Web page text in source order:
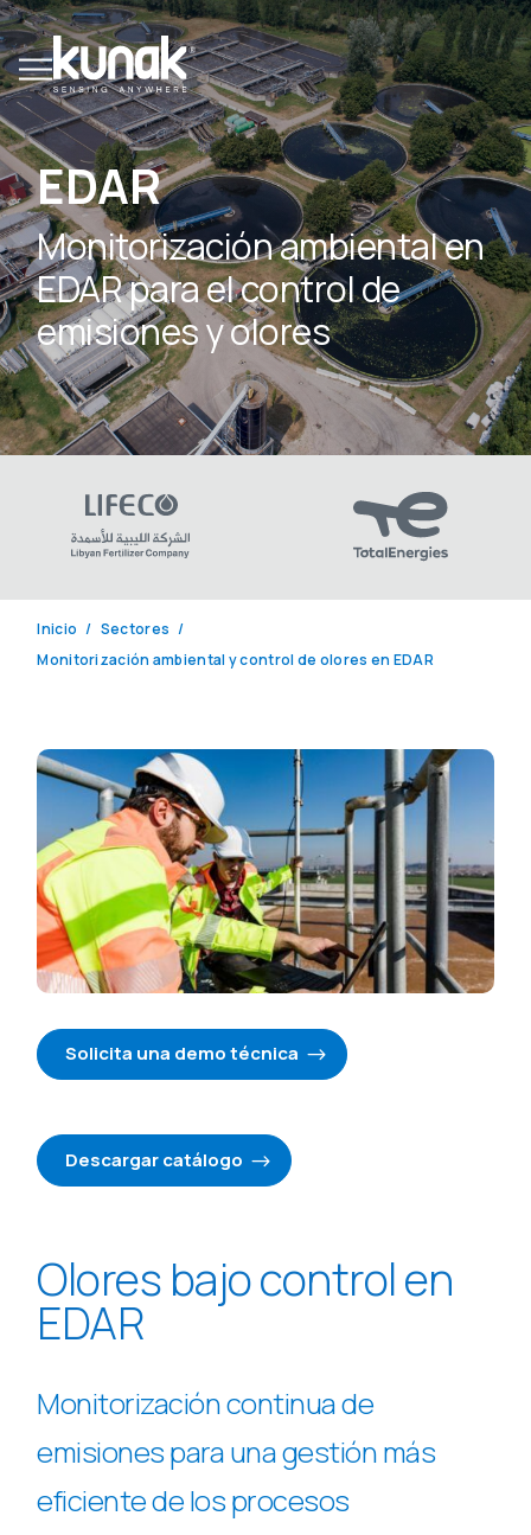
EDAR
Monitorización ambiental en
EDAR para el control de
emisiones y olores
Inicio
Sectores
Monitorización ambiental y control de olores en EDAR
Solicita una demo técnica
Descargar catálogo
Olores bajo control en
EDAR
Monitorización continua de
emisiones para una gestión más
eficiente de los procesos